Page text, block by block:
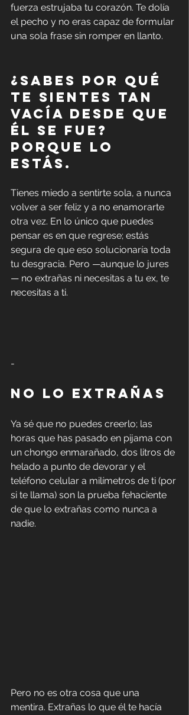
fuerza estrujaba tu corazón. Te dolía
el pecho y no eras capaz de formular
una sola frase sin romper en llanto.
¿Sabes por qué
te sientes tan
vacía desde que
él se fue?
Porque lo
estás.
Tienes miedo a sentirte sola, a nunca
volver a ser feliz y a no enamorarte
otra vez. En lo único que puedes
pensar es en que regrese; estás
segura de que eso solucionaría toda
tu desgracia. Pero —aunque lo jures
— no extrañas ni necesitas a tu ex, te
necesitas a ti.
-
No lo extrañas
Ya sé que no puedes creerlo; las
horas que has pasado en pijama con
un chongo enmarañado, dos litros de
helado a punto de devorar y el
teléfono celular a milímetros de ti (por
si te llama) son la prueba fehaciente
de que lo extrañas como nunca a
nadie.
Pero no es otra cosa que una
mentira. Extrañas lo que él te hacía